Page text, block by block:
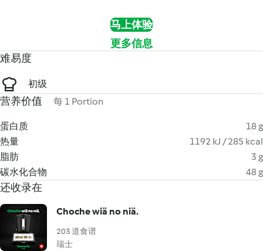
马上体验
更多信息
难易度
初级
营养价值 每 1 Portion
蛋白质
18 g
热量
1192 kJ / 285 kcal
脂肪
3 g
碳水化合物
48 g
还收录在
Choche wiä no niä.
203 道食谱
瑞士